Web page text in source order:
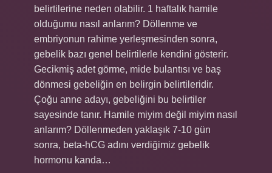
belirtilerine neden olabilir. 1 haftalık hamile
olduğumu nasıl anlarım? Döllenme ve
embriyonun rahime yerleşmesinden sonra,
gebelik bazı genel belirtilerle kendini gösterir.
Gecikmiş adet görme, mide bulantısı ve baş
dönmesi gebeliğin en belirgin belirtileridir.
Çoğu anne adayı, gebeliğini bu belirtiler
sayesinde tanır. Hamile miyim değil miyim nasıl
anlarım? Döllenmeden yaklaşık 7-10 gün
sonra, beta-hCG adını verdiğimiz gebelik
hormonu kanda…